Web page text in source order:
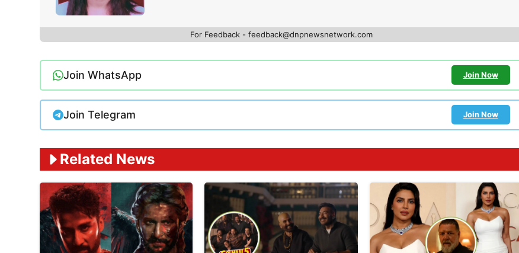
For Feedback - feedback@dnpnewsnetwork.com
Join WhatsApp Join Now
Join Telegram Join Now
Related News